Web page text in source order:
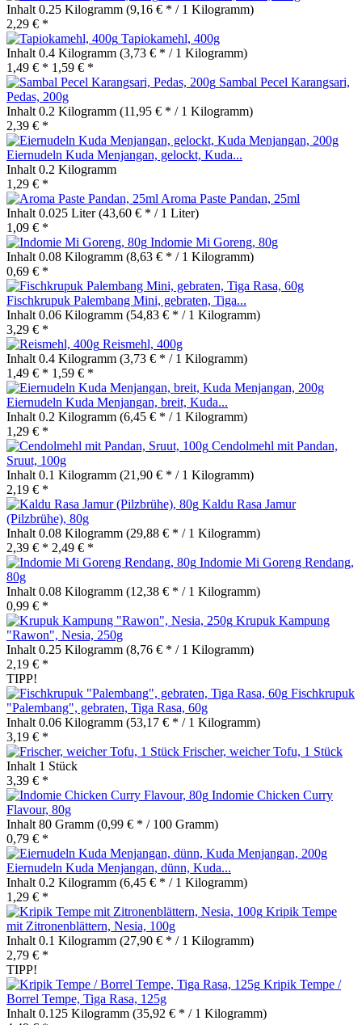
Inhalt 0.25 Kilogramm (9,16 € * / 1 Kilogramm)
2,29 € *
Tapiokamehl, 400g
Inhalt 0.4 Kilogramm (3,73 € * / 1 Kilogramm)
1,49 € * 1,59 € *
Sambal Pecel Karangsari,
Pedas, 200g
Inhalt 0.2 Kilogramm (11,95 € * / 1 Kilogramm)
2,39 € *
Eiernudeln Kuda Menjangan, gelockt, Kuda...
Inhalt 0.2 Kilogramm
1,29 € *
Aroma Paste Pandan, 25ml
Inhalt 0.025 Liter(43,60 € * / 1 Liter)
1,09 € *
Indomie Mi Goreng, 80g
Inhalt 0.08 Kilogramm (8,63 € * / 1 Kilogramm)
0,69 € *
Fischkrupuk Palembang Mini, gebraten, Tiga...
Inhalt 0.06 Kilogramm (54,83 € * / 1 Kilogramm)
3,29 € *
Reismehl, 400g
Inhalt 0.4 Kilogramm (3,73 € * / 1 Kilogramm)
1,49 € * 1,59 € *
Eiernudeln Kuda Menjangan, breit, Kuda...
Inhalt 0.2 Kilogramm (6,45 € * / 1 Kilogramm)
1,29 € *
Cendolmehl mit Pandan,
Sruut, 100g
Inhalt 0.1 Kilogramm (21,90 € * / 1 Kilogramm)
2,19 € *
Kaldu Rasa Jamur
(Pilzbrühe), 80g
Inhalt 0.08 Kilogramm (29,88 € * / 1 Kilogramm)
2,39 € * 2,49 € *
Indomie Mi Goreng Rendang,
80g
Inhalt 0.08 Kilogramm (12,38 € * / 1 Kilogramm)
0,99 € *
Krupuk Kampung
"Rawon", Nesia, 250g
Inhalt 0.25 Kilogramm (8,76 € * / 1 Kilogramm)
2,19 € *
TIPP!
Fischkrupuk
"Palembang", gebraten, Tiga Rasa, 60g
Inhalt 0.06 Kilogramm (53,17 € * / 1 Kilogramm)
3,19 € *
Frischer, weicher Tofu, 1 Stück
Inhalt 1 Stück
3,39 € *
Indomie Chicken Curry
Flavour, 80g
Inhalt 80 Gramm (0,99 € * / 100 Gramm)
0,79 € *
Eiernudeln Kuda Menjangan, dünn, Kuda...
Inhalt 0.2 Kilogramm (6,45 € * / 1 Kilogramm)
1,29 € *
Kripik Tempe
mit Zitronenblättern, Nesia, 100g
Inhalt 0.1 Kilogramm (27,90 € * / 1 Kilogramm)
2,79 € *
TIPP!
Kripik Tempe /
Borrel Tempe, Tiga Rasa, 125g
Inhalt 0.125 Kilogramm (35,92 € * / 1 Kilogramm)